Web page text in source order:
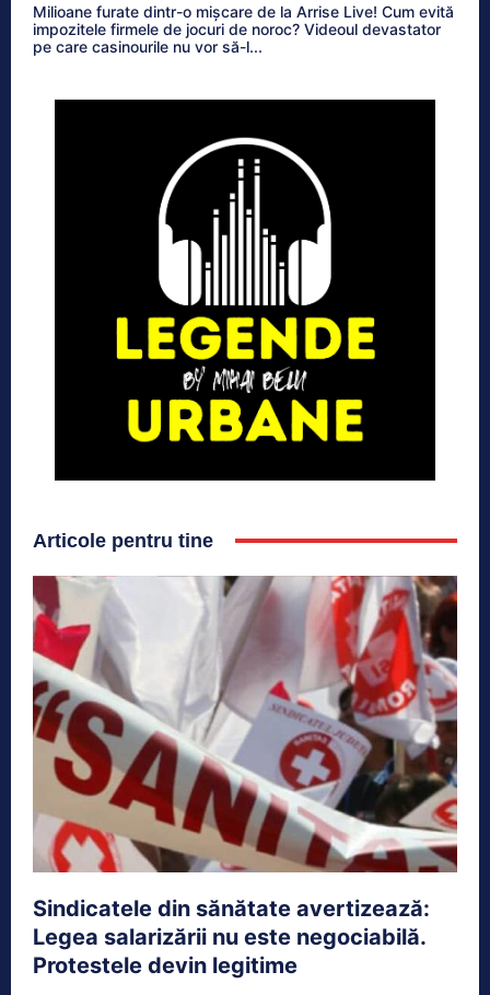
Milioane furate dintr-o mișcare de la Arrise Live! Cum evită
impozitele firmele de jocuri de noroc? Videoul devastator
pe care casinourile nu vor să-l...
Articole pentru tine
Sindicatele din sănătate avertizează:
Legea salarizării nu este negociabilă.
Protestele devin legitime